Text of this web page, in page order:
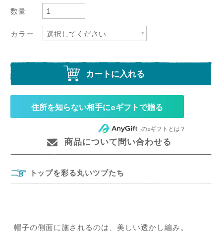
数量
カラー
カートに入れる
住所を知らない相手にeギフトで贈る
のeギフトとは？
商品について問い合わせる
トップを彩る丸いツブたち
帽子の側面に施されるのは、美しい透かし編み。